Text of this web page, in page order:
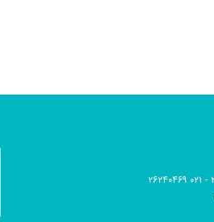
۰۲۱ ۲۶۲۴۰۱۸۴ - ۰۲۱ ۲۶۲۴۰۳۷۲ - ۰۲۱ ۲۶۲۴۰۴۶۹